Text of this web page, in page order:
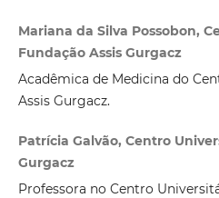
Mariana da Silva Possobon,
Fundação Assis Gurgacz
Acadêmica de Medicina do
Assis Gurgacz.
Patrícia Galvão, Centro
Gurgacz
Professora no Centro